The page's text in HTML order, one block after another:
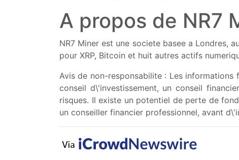
A propos de NR7
NR7 Miner est une societe basee a Londres,
pour XRP, Bitcoin et huit autres actifs
Avis de non-responsabilite : Les
conseil d\'investissement, un conseil
risques. Il existe un potentiel de perte de
un conseiller financier professionnel, avant